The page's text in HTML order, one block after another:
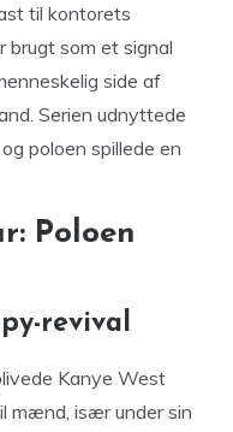
til kontorets
brugt som et signal
side af
Serien udnyttede
poloen spillede en
Poloen
revival
Kanye West
mænd, især under sin